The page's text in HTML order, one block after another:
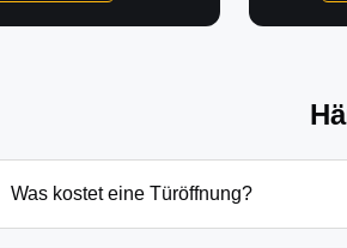
Was kostet eine Türöffnung?